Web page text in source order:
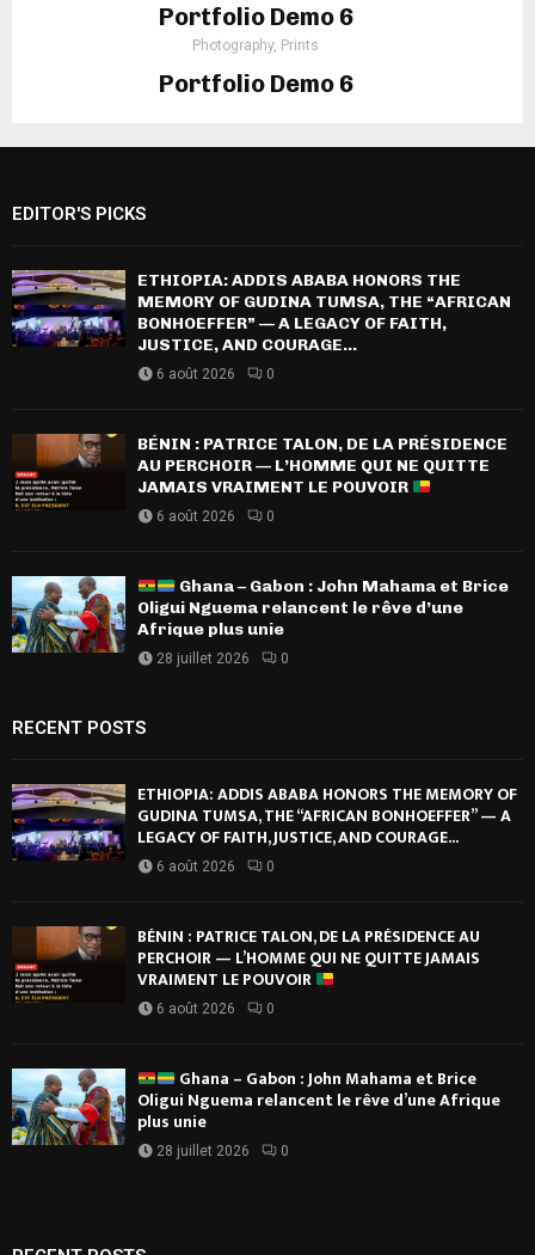
Portfolio Demo 6
Photography, Prints
Portfolio Demo 6
EDITOR'S PICKS
ETHIOPIA: ADDIS ABABA HONORS THE
MEMORY OF GUDINA TUMSA, THE “AFRICAN
BONHOEFFER” — A LEGACY OF FAITH,
JUSTICE, AND COURAGE...
6 août 2026 0
BÉNIN : PATRICE TALON, DE LA PRÉSIDENCE
AU PERCHOIR — L’HOMME QUI NE QUITTE
JAMAIS VRAIMENT LE POUVOIR
6 août 2026 0
Ghana – Gabon : John Mahama et Brice
Oligui Nguema relancent le rêve d’une
Afrique plus unie
28 juillet 2026 0
RECENT POSTS
ETHIOPIA: ADDIS ABABA HONORS THE MEMORY OF
GUDINA TUMSA, THE “AFRICAN BONHOEFFER” — A
LEGACY OF FAITH, JUSTICE, AND COURAGE...
6 août 2026 0
BÉNIN : PATRICE TALON, DE LA PRÉSIDENCE AU
PERCHOIR — L’HOMME QUI NE QUITTE JAMAIS
VRAIMENT LE POUVOIR
6 août 2026 0
Ghana – Gabon : John Mahama et Brice
Oligui Nguema relancent le rêve d’une Afrique
plus unie
28 juillet 2026 0